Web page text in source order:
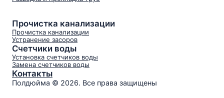
Прочистка канализации
Прочистка канализации
Устранение засоров
Счетчики воды
Установка счетчиков воды
Замена счетчиков воды
Контакты
Полдюйма © 2026. Все права защищены